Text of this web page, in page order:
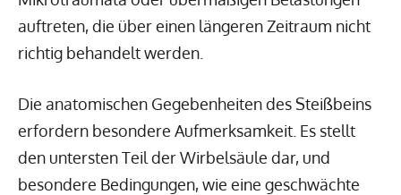
auftreten, die über einen längeren Zeitraum nicht
richtig behandelt werden.
Die anatomischen Gegebenheiten des Steißbeins
erfordern besondere Aufmerksamkeit. Es stellt
den untersten Teil der Wirbelsäule dar, und
besondere Bedingungen, wie eine geschwächte